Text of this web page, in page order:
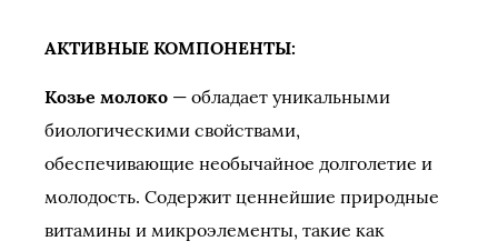
АКТИВНЫЕ КОМПОНЕНТЫ:
Козье молоко — обладает уникальными
биологическими свойствами,
обеспечивающие необычайное долголетие и
молодость. Содержит ценнейшие природные
витамины и микроэлементы, такие как